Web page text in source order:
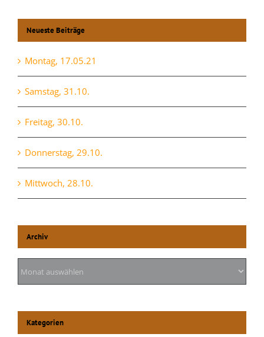
Neueste Beiträge
Montag, 17.05.21
Samstag, 31.10.
Freitag, 30.10.
Donnerstag, 29.10.
Mittwoch, 28.10.
Archiv
Archiv
Kategorien